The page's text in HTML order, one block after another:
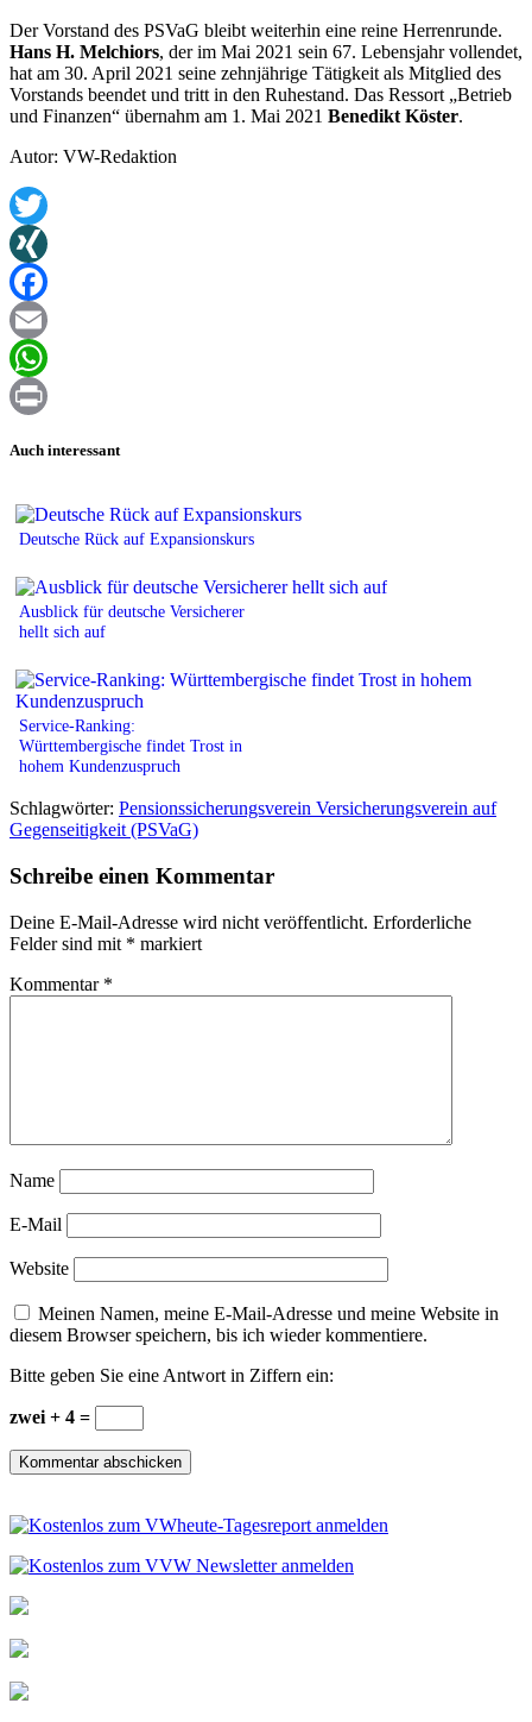
Der Vorstand des PSVaG bleibt weiterhin eine reine Herrenrunde.
Hans H. Melchiors, der im Mai 2021 sein 67. Lebensjahr vollendet,
hat am 30. April 2021 seine zehnjährige Tätigkeit als Mitglied des
Vorstands beendet und tritt in den Ruhestand. Das Ressort „Betrieb
und Finanzen“ übernahm am 1. Mai 2021 Benedikt Köster.
Autor: VW-Redaktion
Twitter
XING
Facebook
Email
WhatsApp
Auch interessant
Deutsche Rück auf Expansionskurs
Ausblick für deutsche Versicherer
hellt sich auf
Service-Ranking:
Württembergische findet Trost in
hohem Kundenzuspruch
Schlagwörter: Pensionssicherungsverein Versicherungsverein auf
Gegenseitigkeit (PSVaG)
Schreibe einen Kommentar
Deine E-Mail-Adresse wird nicht veröffentlicht. Erforderliche
Felder sind mit * markiert
Kommentar *
Name
E-Mail
Website
Meinen Namen, meine E-Mail-Adresse und meine Website in
diesem Browser speichern, bis ich wieder kommentiere.
Bitte geben Sie eine Antwort in Ziffern ein:
zwei + 4 =